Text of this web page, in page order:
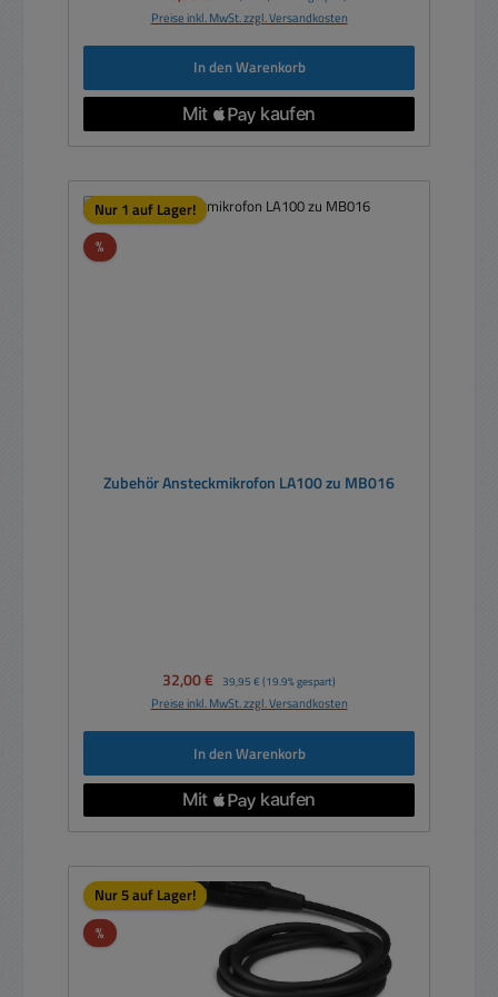
Preise inkl. MwSt. zzgl. Versandkosten
In den Warenkorb
Nur 1 auf Lager!
%Rabatt
Zubehör Ansteckmikrofon LA100 zu MB016
Verkaufspreis:
32,00 € Regulärer Preis:
39,95 € (19.9% gespart)
Preise inkl. MwSt. zzgl. Versandkosten
In den Warenkorb
Nur 5 auf Lager!
%Rabatt